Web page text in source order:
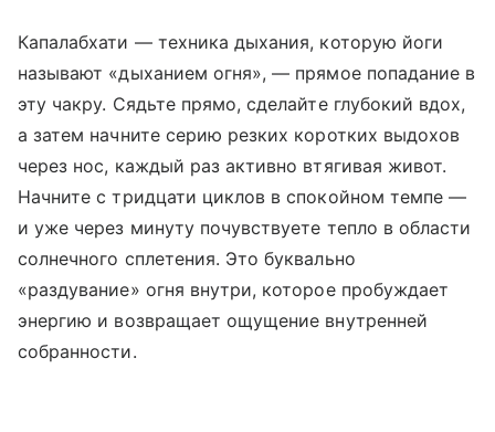
Капалабхати — техника дыхания, которую йоги
называют «дыханием огня», — прямое попадание в
эту чакру. Сядьте прямо, сделайте глубокий вдох,
а затем начните серию резких коротких выдохов
через нос, каждый раз активно втягивая живот.
Начните с тридцати циклов в спокойном темпе —
и уже через минуту почувствуете тепло в области
солнечного сплетения. Это буквально
«раздувание» огня внутри, которое пробуждает
энергию и возвращает ощущение внутренней
собранности.